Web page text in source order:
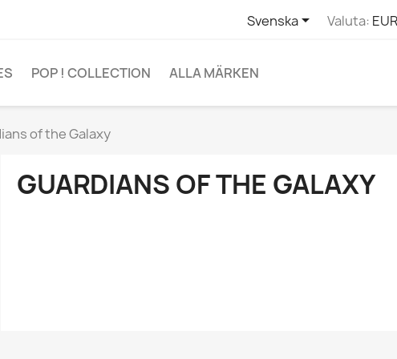
Svenska Valuta:
POP ! COLLECTION ALLA MÄRKEN
of the Galaxy
GUARDIANS OF THE GALAXY